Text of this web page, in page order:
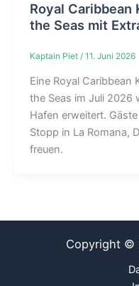
Royal Caribbean
the Seas mit
Kaptain Piet / 11. Juni 2026
Eine Royal
the Seas im Juli 2026
Hafen erweitert.
Stopp in La Romana,
freuen.
Copyright ©